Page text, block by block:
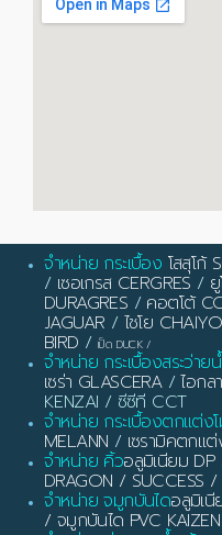
จำหน่าย กระเบื้อง โสสุโก้
/ เซอเกรส CERGRES /
DURAGRES / คอตโต้
JAGUAR / ไชโย CHAIYO
BIRD / เป็ด DUCK /
จำหน่าย กระเบื้องสระว่าย
เซร่า GLASCERA/ไอกล
KENZAI / ซีซีที CCT
จำหน่าย กระเบื้องตกแต่งโ
MELANN / เซรามิคตกแ
จำหน่าย คิ้วอลูมิเนียม
DRAGON / SUCCESS
จำหน่าย จมูกบันไดอลูมิเ
/ จมูกบันได PVC